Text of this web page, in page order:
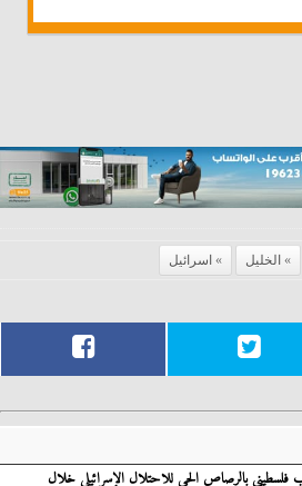
الخليل اسرائيل
فلسطينى بالرصاص الحى للاحتلال الإسرائيلى خلال